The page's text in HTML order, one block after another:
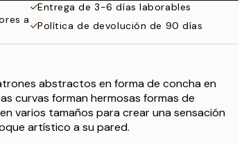
Entrega de 3-6 días laborables
a
Política de devolución de 90 días
abstractos en forma de concha en
curvas forman hermosas formas de
varios tamaños para crear una sensación
artístico a su pared.